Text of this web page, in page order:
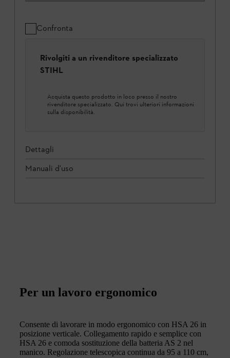
Confronta
Rivolgiti a un rivenditore specializzato
STIHL
Acquista questo prodotto in loco presso il nostro
rivenditore specializzato. Qui trovi ulteriori informazioni
sulla disponibilità.
Dettagli
Manuali d'uso
Per un lavoro ergonomico
Consente di lavorare in modo ergonomico con HSA 26 in
posizione verticale. Collegamento rapido e semplice con
HSA 26 e comoda sostituzione della batteria AS 2 nel
manico. Regolazione telescopica continua da 95 a 110 cm,